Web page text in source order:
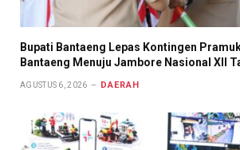
Bupati Bantaeng Lepas Kontingen
Bantaeng Menuju Jambore Nasional XII
AGUSTUS 6, 2026 DAERAH